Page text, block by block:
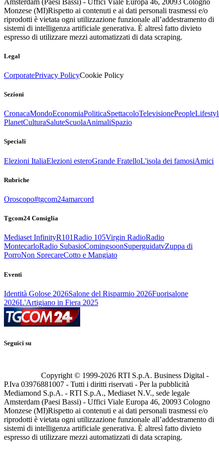
Monzese (MI)Rispetto ai contenuti e ai dati personali trasmessi e/o
riprodotti è vietata ogni utilizzazione funzionale all’addestramento di
sistemi di intelligenza artificiale generativa. È altresì fatto divieto
espresso di utilizzare mezzi automatizzati di data scraping.
Legal
CorporatePrivacy PolicyCookie Policy
Sezioni
CronacaMondoEconomiaPoliticaSpettacoloTelevisionePeople
PlanetCulturaSaluteScuolaAnimaliSpazio
Speciali
Elezioni ItaliaElezioni esteroGrande FratelloL'isola dei famosiAmici
Rubriche
Oroscopo#tgcom24amarcord
Tgcom24 Consiglia
Mediaset InfinityR101Radio 105Virgin RadioRadio
MontecarloRadio SubasioComingsoonSuperguidatvZuppa di
PorroNon SprecareCotto e Mangiato
Eventi
Identità Golose 2026Salone del Risparmio 2026Fuorisalone
2026L'Artigiano in Fiera 2025
Seguici su
Copyright © 1999-2026 RTI S.p.A. Business Digital -
P.Iva 03976881007 - Tutti i diritti riservati - Per la pubblicità
Mediamond S.p.A. - RTI S.p.A., Mediaset N.V., sede legale
Amsterdam (Paesi Bassi) - Uffici Viale Europa 46, 20093 Cologno
Monzese (MI)Rispetto ai contenuti e ai dati personali trasmessi e/o
riprodotti è vietata ogni utilizzazione funzionale all’addestramento di
sistemi di intelligenza artificiale generativa. È altresì fatto divieto
espresso di utilizzare mezzi automatizzati di data scraping.